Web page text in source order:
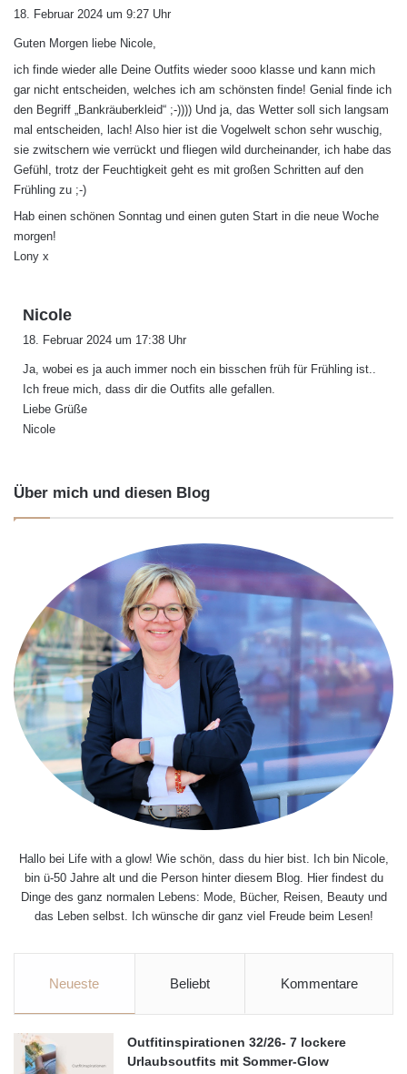
t
:
18. Februar 2024 um 9:27 Uhr
Guten Morgen liebe Nicole,
ich finde wieder alle Deine Outfits wieder sooo klasse und kann mich
gar nicht entscheiden, welches ich am schönsten finde! Genial finde ich
den Begriff „Bankräuberkleid“ ;-)))) Und ja, das Wetter soll sich langsam
mal entscheiden, lach! Also hier ist die Vogelwelt schon sehr wuschig,
sie zwitschern wie verrückt und fliegen wild durcheinander, ich habe das
Gefühl, trotz der Feuchtigkeit geht es mit großen Schritten auf den
Frühling zu ;-)
Hab einen schönen Sonntag und einen guten Start in die neue Woche
morgen!
Lony x
Nicole
:
18. Februar 2024 um 17:38 Uhr
Ja, wobei es ja auch immer noch ein bisschen früh für Frühling ist..
Ich freue mich, dass dir die Outfits alle gefallen.
Liebe Grüße
Nicole
Über mich und diesen Blog
Hallo bei Life with a glow! Wie schön, dass du hier bist. Ich bin Nicole,
bin ü-50 Jahre alt und die Person hinter diesem Blog. Hier findest du
Dinge des ganz normalen Lebens: Mode, Bücher, Reisen, Beauty und
das Leben selbst. Ich wünsche dir ganz viel Freude beim Lesen!
Neueste Beliebt Kommentare
Outfitinspirationen 32/26- 7 lockere
Urlaubsoutfits mit Sommer-Glow